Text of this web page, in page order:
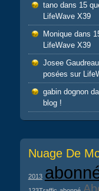
tanodans 15
LifeWave X39
Moniquedans
LifeWave X39
Josee
posées sur
gabin dognon
blog !
Nuage De
2013